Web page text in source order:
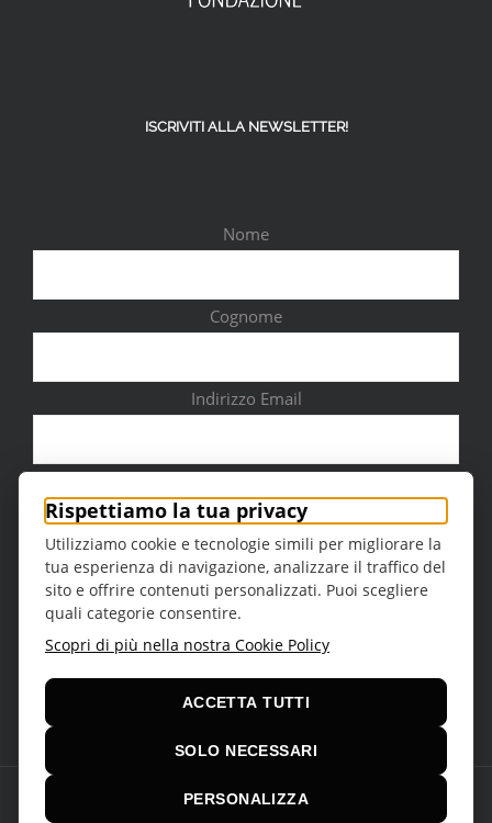
ISCRIVITI ALLA NEWSLETTER!
Nome
Cognome
Indirizzo Email
Sesso
2026 | Teatro della Regina Theme by
Rispettiamo la tua privacy
Utilizziamo cookie e tecnologie simili per migliorare la
tua esperienza di navigazione, analizzare il traffico del
sito e offrire contenuti personalizzati. Puoi scegliere
quali categorie consentire.
Scopri di più nella nostra Cookie Policy
ACCETTA TUTTI
SOLO NECESSARI
PERSONALIZZA